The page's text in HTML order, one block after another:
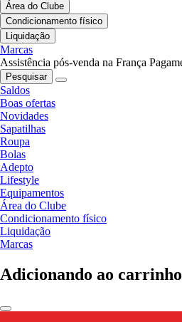
Área do Clube
Condicionamento físico
Liquidação
Marcas
Assistência pós-venda na França
Pesquisar
Saldos
Boas ofertas
Novidades
Sapatilhas
Roupa
Bolas
Adepto
Lifestyle
Equipamentos
Área do Clube
Condicionamento físico
Liquidação
Marcas
Adicionando ao